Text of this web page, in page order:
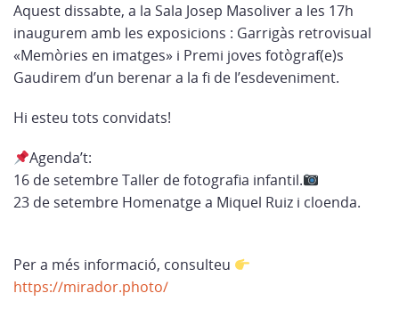
Aquest dissabte, a la Sala Josep Masoliver a les 17h
inaugurem amb les exposicions : Garrigàs retrovisual
«Memòries en imatges» i Premi joves fotògraf(e)s
Gaudirem d’un berenar a la fi de l’esdeveniment.
Hi esteu tots convidats!
Agenda’t:
16 de setembre Taller de fotografia infantil.
23 de setembre Homenatge a Miquel Ruiz i cloenda.
Per a més informació, consulteu
https://mirador.photo/